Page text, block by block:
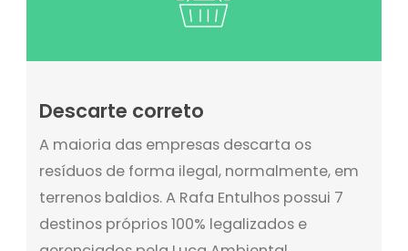
Descarte correto
A maioria das empresas descarta os
resíduos de forma ilegal, normalmente, em
terrenos baldios. A Rafa Entulhos possui 7
destinos próprios 100% legalizados e